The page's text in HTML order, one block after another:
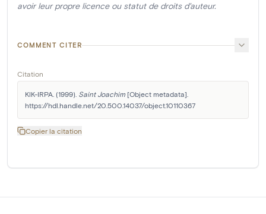
avoir leur propre licence ou statut de droits d'auteur.
COMMENT CITER
Citation
KIK-IRPA. (1999). Saint Joachim [Object metadata].
https://hdl.handle.net/20.500.14037/object.10110367
Copier la citation